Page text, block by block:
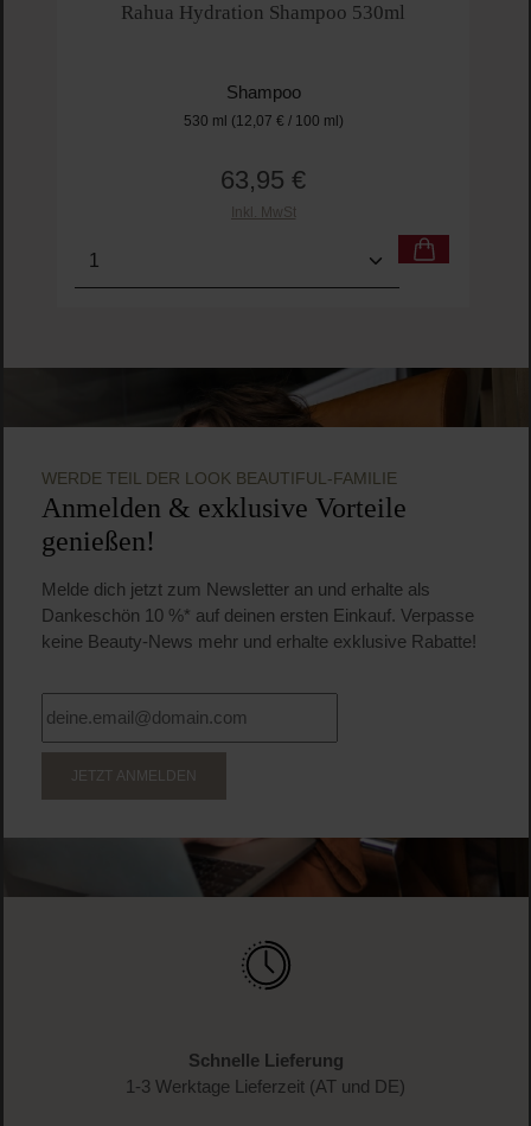
Rahua Hydration Shampoo 530ml
Shampoo
530 ml (12,07 € / 100 ml)
Regulärer Preis:
63,95 €
Inkl. MwSt
Produkt Anzahl: Gib den gewünschten Wert
WERDE TEIL DER LOOK BEAUTIFUL-FAMILIE
Anmelden & exklusive Vorteile
genießen!
Melde dich jetzt zum Newsletter an und erhalte als
Dankeschön 10 %* auf deinen ersten Einkauf. Verpasse
keine Beauty-News mehr und erhalte exklusive Rabatte!
JETZT ANMELDEN
Schnelle Lieferung
1-3 Werktage Lieferzeit (AT und DE)